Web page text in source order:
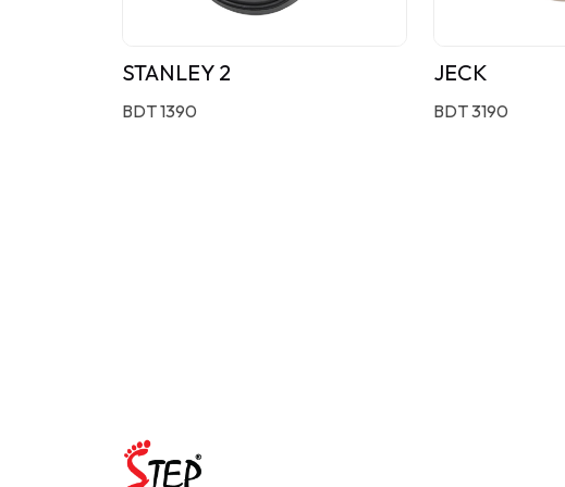
STANLEY 2
BDT 1390
JECK
BDT 3190